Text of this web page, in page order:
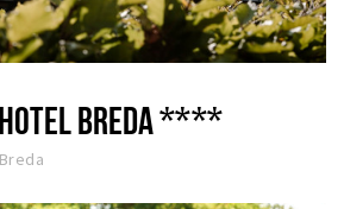
BREDA ****